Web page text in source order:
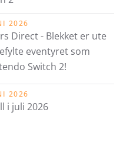
2026
Direct - Blekket er ute
eventyret som
Switch 2!
2026
i juli 2026